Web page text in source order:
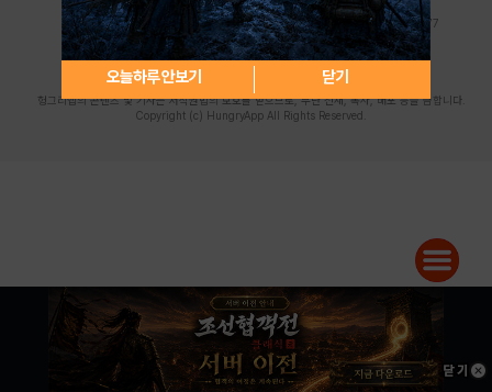
오늘하루 안보기 닫기
사업자등록번호:119-86-61101 (주)스마트나우 대표이사:송현두
주소: 서울시 금천구 가산디지털1로 171 연락처:063-284-8635 팩스:02-6265-0377
청소년보호책임자:김동욱desk@hungryapp.co.kr
등록번호:서울아02322 | 등록일자:2016년4월25일
발행인:(주)스마트나우 송현두 | 편집인:김동욱
헝그리앱의 콘텐츠 및 기사는 저작권법의 보호를 받으므로, 무단 전재, 복사, 배포 등을 금합니다.
Copyright (c) HungryApp All Rights Reserved.